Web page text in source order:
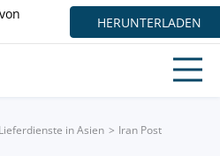
HERUNTERLADEN
Lieferdienste in Asien Iran Post